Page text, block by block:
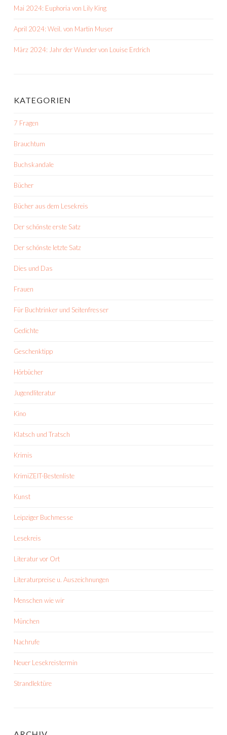
Mai 2024: Euphoria von Lily King
April 2024: Weil. von Martin Muser
März 2024: Jahr der Wunder von Louise Erdrich
KATEGORIEN
7 Fragen
Brauchtum
Buchskandale
Bücher
Bücher aus dem Lesekreis
Der schönste erste Satz
Der schönste letzte Satz
Dies und Das
Frauen
Für Buchtrinker und Seitenfresser
Gedichte
Geschenktipp
Hörbücher
Jugendliteratur
Kino
Klatsch und Tratsch
Krimis
KrimiZEIT-Bestenliste
Kunst
Leipziger Buchmesse
Lesekreis
Literatur vor Ort
Literaturpreise u. Auszeichnungen
Menschen wie wir
München
Nachrufe
Neuer Lesekreistermin
Strandlektüre